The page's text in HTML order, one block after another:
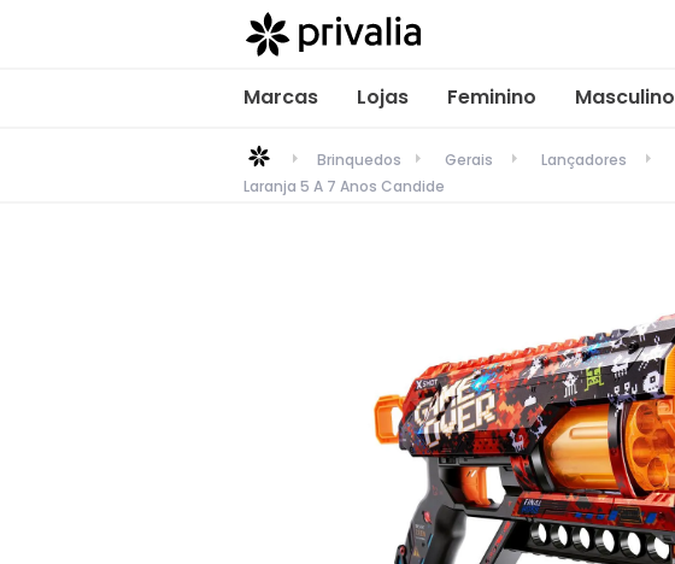
Marcas Lojas Feminino Masculino
Brinquedos Gerais Lançadores
Laranja 5 A 7 Anos Candide